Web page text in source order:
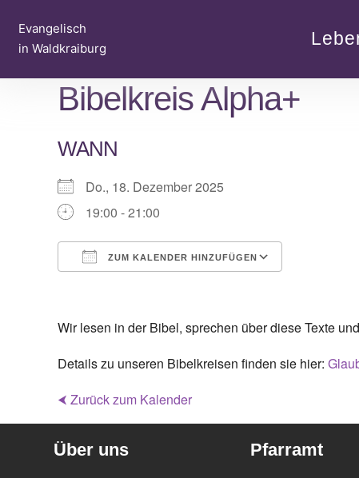
Inhalt
springen
Evangelisch
in Waldkraiburg
Bibelkreis Alpha+
WANN
Do., 18. Dezember 2025
19:00 - 21:00
ZUM KALENDER HINZUFÜGEN
Wir lesen in der Bibel, sprechen über diese Texte
Details zu unseren Bibelkreisen finden sie hier:
⮜ Zurück zum Kalender
Über uns Pfarramt